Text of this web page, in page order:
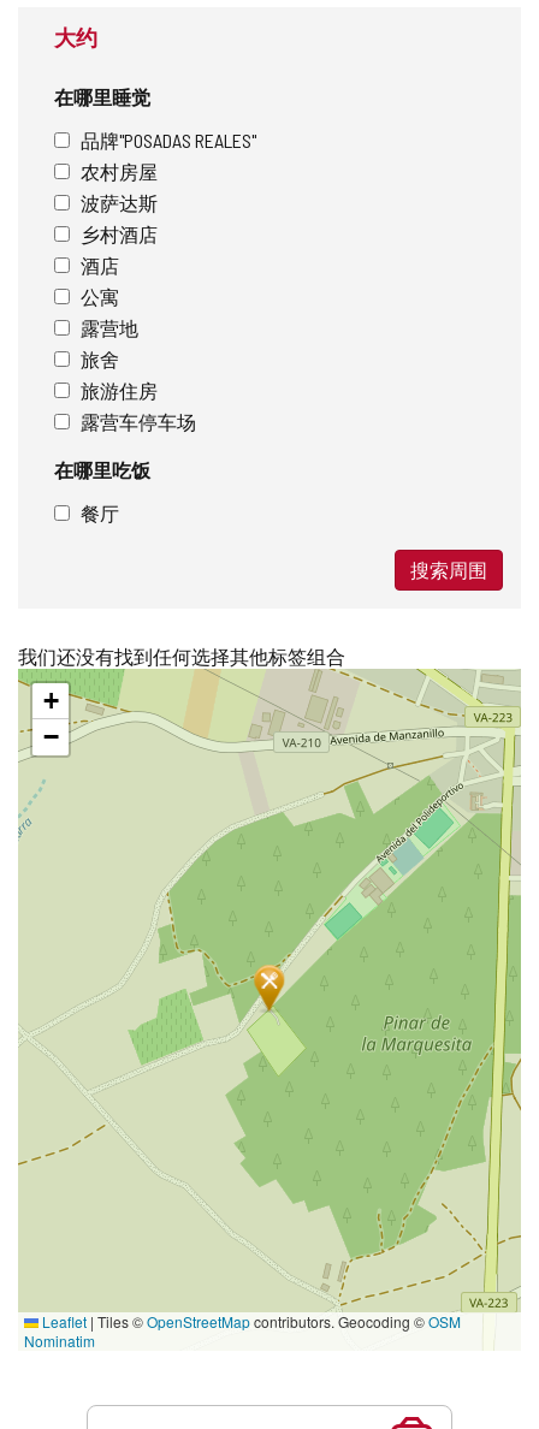
大约
在哪里睡觉
品牌"POSADAS REALES"
农村房屋
波萨达斯
乡村酒店
酒店
公寓
露营地
旅舍
旅游住房
露营车停车场
在哪里吃饭
餐厅
搜索周围
我们还没有找到任何选择其他标签组合
跳
地
图
+
−
Leaflet | Tiles ©OpenStreetMapcontributors. Geocoding ©OSM
Nominatim